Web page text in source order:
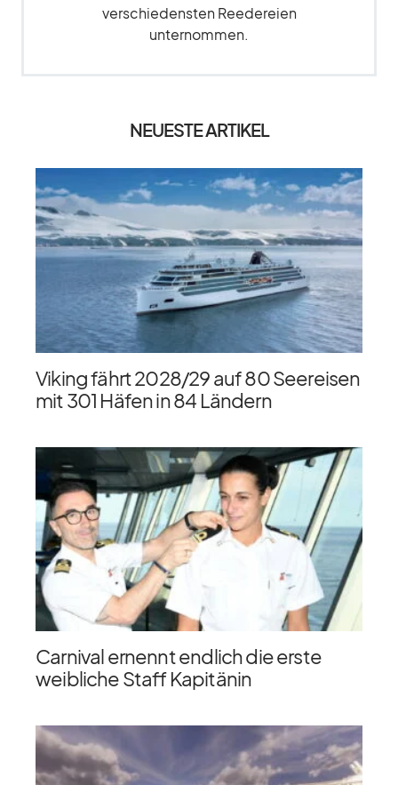
verschiedensten Reedereien
unternommen.
NEUESTE ARTIKEL
Viking fährt 2028/​29 auf 80 Seereisen
mit 301 Häfen in 84 Ländern
Carnival ernennt endlich die erste
weibliche Staff Kapitänin